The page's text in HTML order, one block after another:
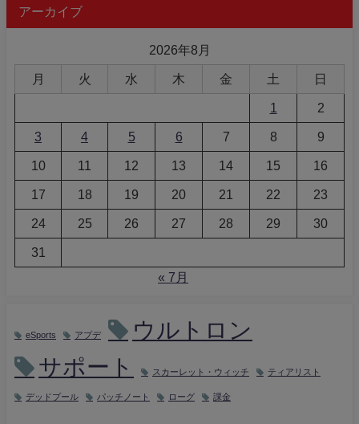
アーカイブ
2026年8月
月 火 水 木 金 土 日
1 2
3 4 5 6 7 8 9
10 11 12 13 14 15 16
17 18 19 20 21 22 23
24 25 26 27 28 29 30
31
« 7月
eSports アプデ
ウルトロン
サポート
スカーレット・ウィッチ ティアリスト
デッドプール パッチノート ローグ 課金